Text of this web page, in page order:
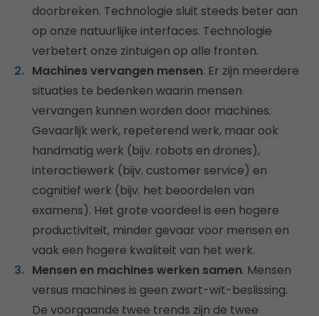
doorbreken. Technologie sluit steeds beter aan
op onze natuurlijke interfaces. Technologie
verbetert onze zintuigen op alle fronten.
Machines vervangen mensen. Er zijn meerdere
situaties te bedenken waarin mensen
vervangen kunnen worden door machines.
Gevaarlijk werk, repeterend werk, maar ook
handmatig werk (bijv. robots en drones),
interactiewerk (bijv. customer service) en
cognitief werk (bijv. het beoordelen van
examens). Het grote voordeel is een hogere
productiviteit, minder gevaar voor mensen en
vaak een hogere kwaliteit van het werk.
Mensen en machines werken samen. Mensen
versus machines is geen zwart-wit-beslissing.
De voorgaande twee trends zijn de twee